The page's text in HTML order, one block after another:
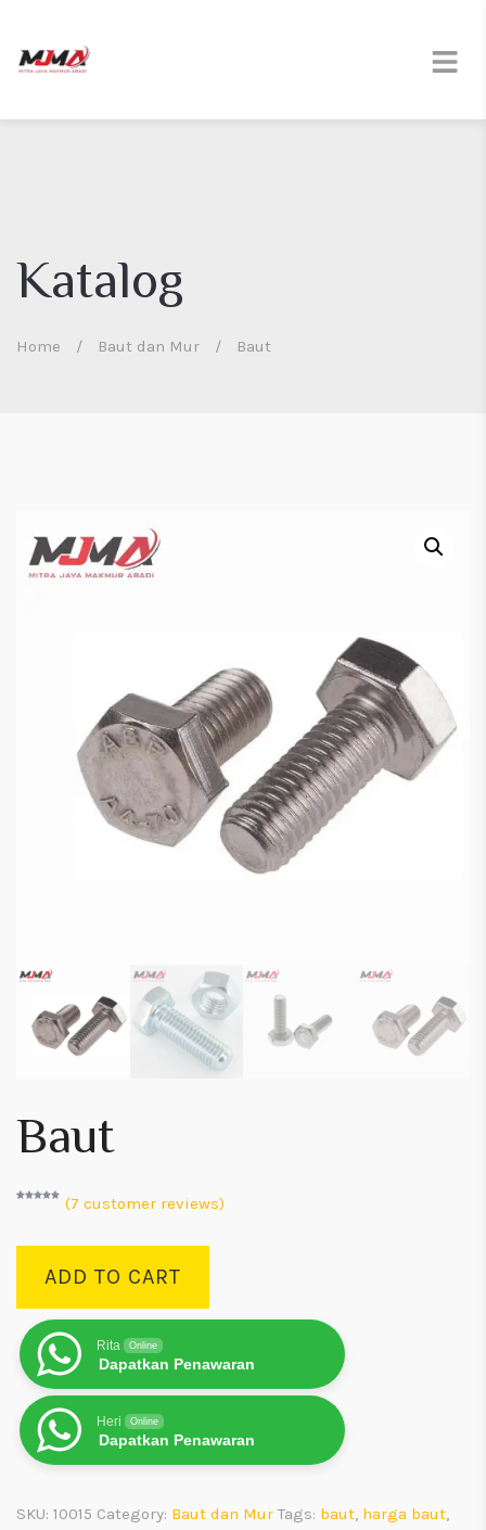
Katalog
Home / Baut dan Mur / Baut
Baut
(7 customer reviews)
ADD TO CART
Rita Online
Dapatkan Penawaran
Heri Online
Dapatkan Penawaran
SKU: 10015 Category: Baut dan Mur Tags: baut, harga baut,